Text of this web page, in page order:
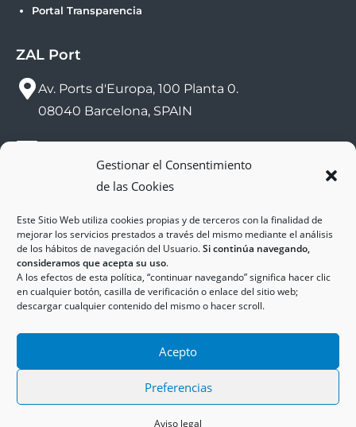
Gestionar el Consentimiento
de las Cookies
Este Sitio Web utiliza cookies propias y de terceros con la finalidad de
mejorar los servicios prestados a través del mismo mediante el análisis
de los hábitos de navegación del Usuario.Si continúa navegando,
consideramos que acepta su uso.
A los efectos de esta política, “continuar navegando” significa hacer clic
en cualquier botón, casilla de verificación o enlace del sitio web;
descargar cualquier contenido del mismo o hacer scroll.
Acepto
Preferencias
Aviso legal
Portal Transparencia
ZAL Port
Av. Ports d'Europa, 100 Planta 0.
08040 Barcelona, SPAIN
(+34) 93 552 58 26
Política de Cookies
Política de Privacidad